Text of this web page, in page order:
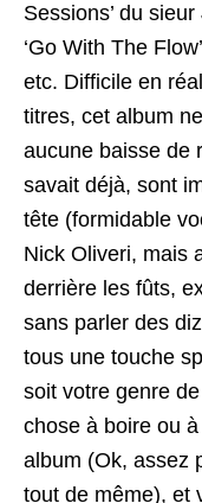
Sessions’ du
‘Go With The
etc. Difficile en
titres, cet album
aucune baisse de
savait déjà, sont
tête (formidable
Nick Oliveri, mais
derrière les fûts,
sans parler des
tous une touche
soit votre genre
chose à boire ou
album (Ok, assez
tout de même), et